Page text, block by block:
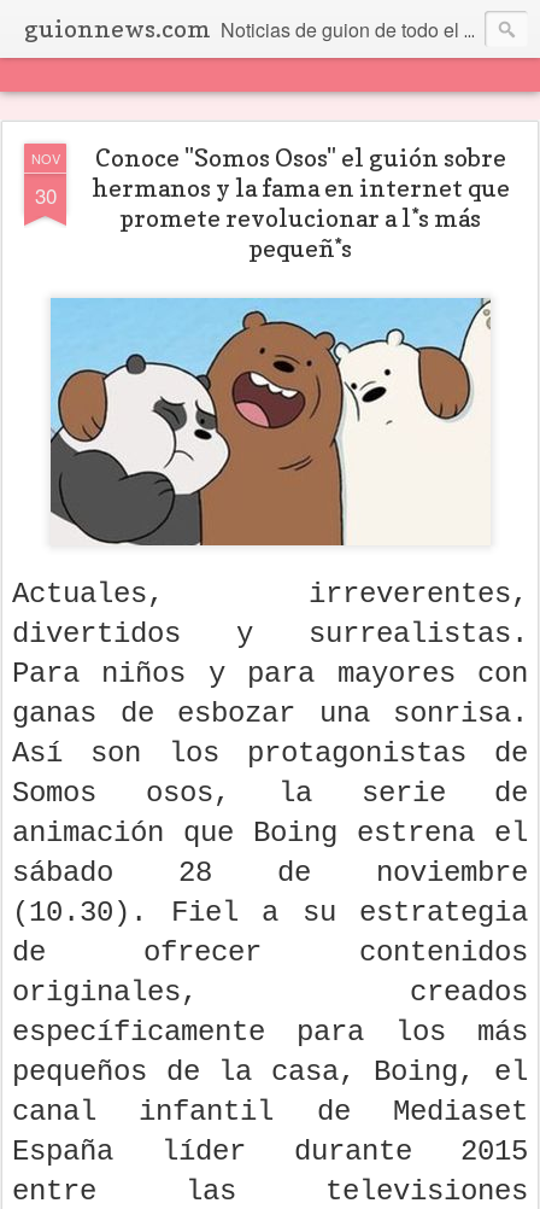
guionnews.com Noticias de guion de todo el mundo... Y más.
NOV
30
Conoce "Somos Osos" el guión sobre
hermanos y la fama en internet que
promete revolucionar a l*s más
pequeñ*s
Actuales, irreverentes,
divertidos y surrealistas.
Para niños y para mayores con
ganas de esbozar una sonrisa.
Así son los protagonistas de
Somos osos, la serie de
animación que Boing estrena el
sábado 28 de noviembre
(10.30). Fiel a su estrategia
de ofrecer contenidos
originales, creados
específicamente para los más
pequeños de la casa, Boing, el
canal infantil de Mediaset
España líder durante 2015
entre las televisiones